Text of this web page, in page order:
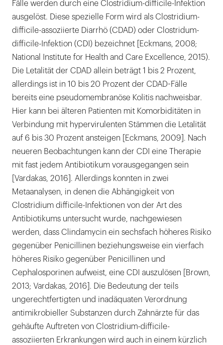
Fälle werden durch eine Clostridium-difficile-Infektion
ausgelöst. Diese spezielle Form wird als Clostridium-
difficile-assoziierte Diarrhö (CDAD) oder Clostridum-
difficile-Infektion (CDI) bezeichnet [Eckmans, 2008;
National Institute for Health and Care Excellence, 2015).
Die Letalität der CDAD allein beträgt 1 bis 2 Prozent,
allerdings ist in 10 bis 20 Prozent der CDAD-Fälle
bereits eine pseudomembranöse Kolitis nachweisbar.
Hier kann bei älteren Patienten mit Komorbiditäten in
Verbindung mit hypervirulenten Stämmen die Letalität
auf 6 bis 30 Prozent ansteigen [Eckmans, 2009]. Nach
neueren Beobachtungen kann der CDI eine Therapie
mit fast jedem Antibiotikum vorausgegangen sein
[Vardakas, 2016]. Allerdings konnten in zwei
Metaanalysen, in denen die Abhängigkeit von
Clostridium difficile-Infektionen von der Art des
Antibiotikums untersucht wurde, nachgewiesen
werden, dass Clindamycin ein sechsfach höheres Risiko
gegenüber Penicillinen beziehungsweise ein vierfach
höheres Risiko gegenüber Penicillinen und
Cephalosporinen aufweist, eine CDI auszulösen [Brown,
2013; Vardakas, 2016]. Die Bedeutung der teils
ungerechtfertigten und inadäquaten Verordnung
antimikrobieller Substanzen durch Zahnärzte für das
gehäufte Auftreten von Clostridium-difficile-
assoziierten Erkrankungen wird auch in einem kürzlich